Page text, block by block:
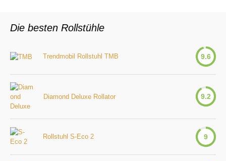
Die besten Rollstühle
Trendmobil Rollstuhl TMB 9.6
Diamond Deluxe Rollator 9.2
Rollstuhl S-Eco 2 9